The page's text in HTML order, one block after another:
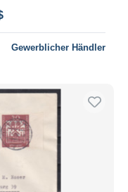
Gewerblicher Händler